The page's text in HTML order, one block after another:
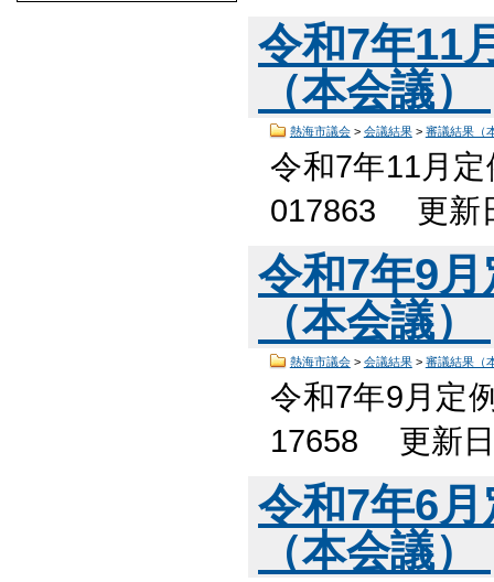
令和7年11
（本会議）
熱海市議会> 会議結果> 審議結果（
令和7年11月
017863 更新
令和7年9
（本会議）
熱海市議会> 会議結果> 審議結果（
令和7年9月定
17658 更新
令和7年6
（本会議）